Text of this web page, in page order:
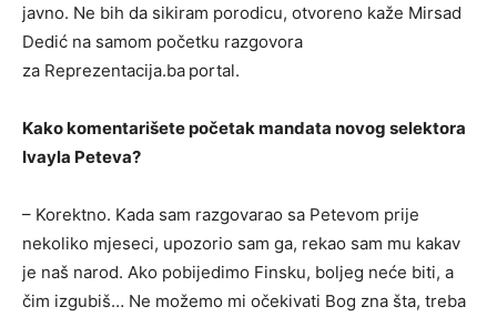
javno. Ne bih da sikiram porodicu, otvoreno kaže Mirsad
Dedić na samom početku razgovora
za Reprezentacija.ba portal.
Kako komentarišete početak mandata novog selektora
Ivayla Peteva?
– Korektno. Kada sam razgovarao sa Petevom prije
nekoliko mjeseci, upozorio sam ga, rekao sam mu kakav
je naš narod. Ako pobijedimo Finsku, boljeg neće biti, a
čim izgubiš… Ne možemo mi očekivati Bog zna šta, treba